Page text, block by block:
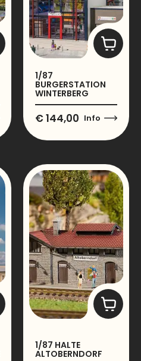
1/87
BURGERSTATION
WINTERBERG
€144,00 Info
1/87 HALTE
ALTOBERNDORF